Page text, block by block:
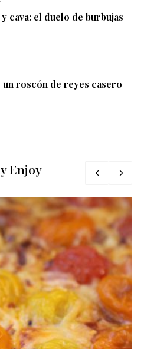
cava: el duelo de burbujas
un roscón de reyes casero
Enjoy